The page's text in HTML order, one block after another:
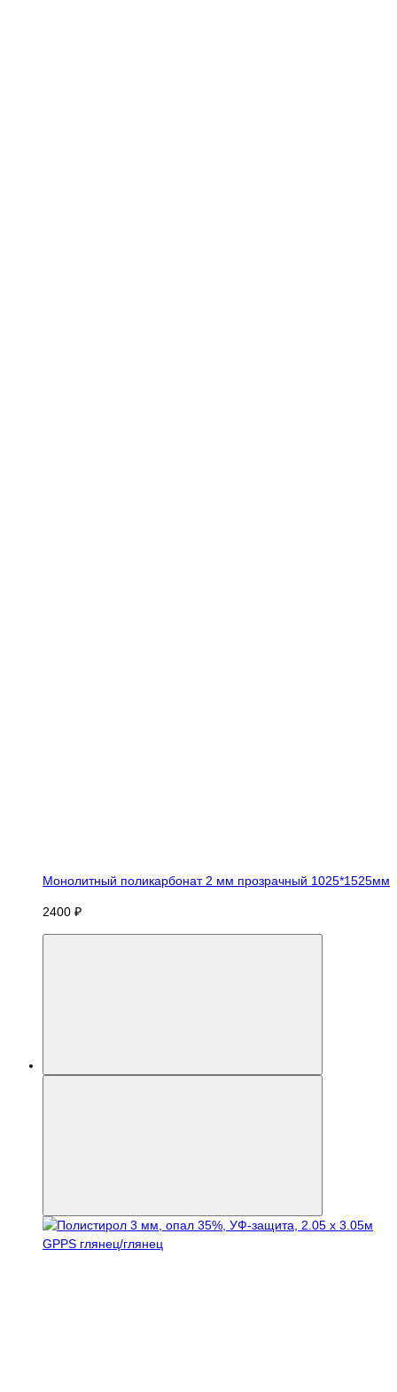
Монолитный поликарбонат 2 мм прозрачный 1025*1525мм
2400 ₽